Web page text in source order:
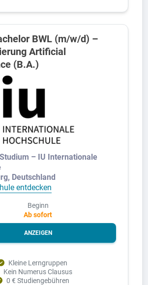
BWL (m/w/d) –
Artificial
(B.A.)
– IU Internationale
Deutschland
entdecken
Beginn
Ab sofort
ANZEIGEN
Kleine Lerngruppen
Kein Numerus Clausus
0 € Studiengebühren